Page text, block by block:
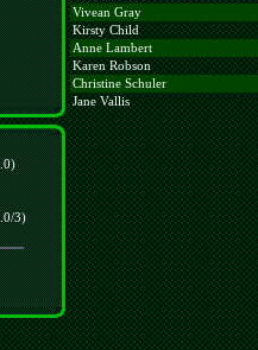
3)
Vivean Gray
Kirsty Child
Anne Lambert
Karen Robson
Christine Schuler
Jane Vallis